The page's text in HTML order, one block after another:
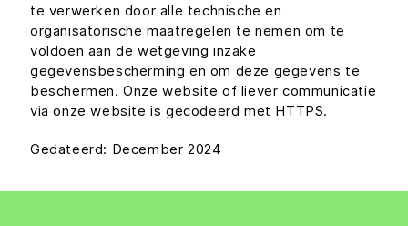
te verwerken door alle technische en
organisatorische maatregelen te nemen om te
voldoen aan de wetgeving inzake
gegevensbescherming en om deze gegevens te
beschermen. Onze website of liever communicatie
via onze website is gecodeerd met HTTPS.
Gedateerd: December 2024